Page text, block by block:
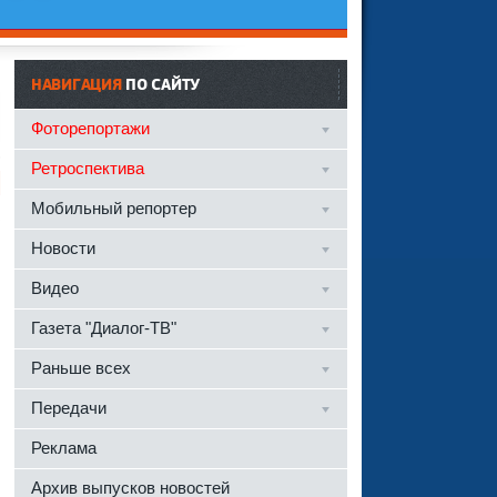
НАВИГАЦИЯПО САЙТУ
Фоторепортажи
Ретроспектива
Мобильный репортер
Новости
Видео
Газета "Диалог-ТВ"
Раньше всех
Передачи
Реклама
Архив выпусков новостей